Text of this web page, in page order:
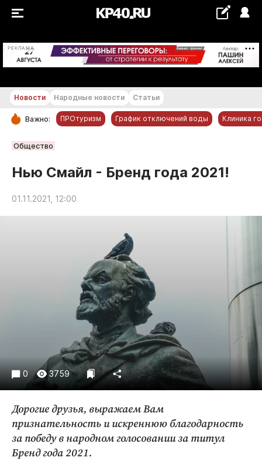
РЕКЛАМА +24...+25 °С
РУБРИКИ
Обнинск
Новости компаний
Статьи
Народные новости
Благоустройство
Недвижимость и ЖКХ
Образование
Общество
Погода
Праздники
Происшествия
Спорт
Экономика и бизнес
ПРОЕКТЫ
Новости Народные новости Статьи
Важно: ПРОтуризм График отключений воды Клиника
Общество
Нью Смайл - Бренд года 2021!
01.11.2021, 12:00
0 3759
Дорогие друзья, выражаем Вам
признательность и искреннюю благодарность
за победу в народном голосовании за титул
Бренд года 2021.